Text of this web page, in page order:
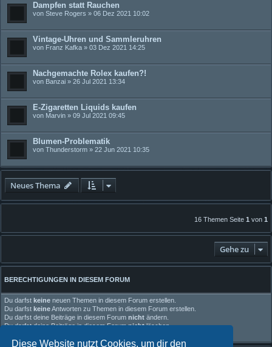
Diese Website nutzt Cookies, um dir den
Dampfen statt Rauchen
von Steve Rogers » 06 Dez 2021 10:02
Vintage-Uhren und Sammleruhren
von Franz Kafka » 03 Dez 2021 14:25
Nachgemachte Rolex kaufen?!
von Banzai » 26 Jul 2021 13:34
E-Zigaretten Liquids kaufen
von Marvin » 09 Jul 2021 09:45
Blumen-Problematik
von Thunderstorm » 22 Jun 2021 10:35
Neues Thema
16 Themen Seite 1 von 1
Gehe zu
BERECHTIGUNGEN IN DIESEM FORUM
Du darfst keine neuen Themen in diesem Forum erstellen.
Du darfst keineAntworten zu Themen in diesem Forum erstellen.
Du darfst deine Beiträge in diesem Forum nicht ändern.
Du darfst deine Beiträge in diesem Forumnichtlöschen.